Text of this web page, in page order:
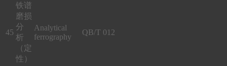
45
铁谱
磨损
分
析
（定
性）
Analytical
ferrography
QB/T 012